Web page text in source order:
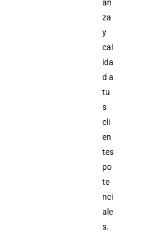
an
za
y
cal
ida
d a
tu
s
cli
en
tes
po
te
nci
ale
s.